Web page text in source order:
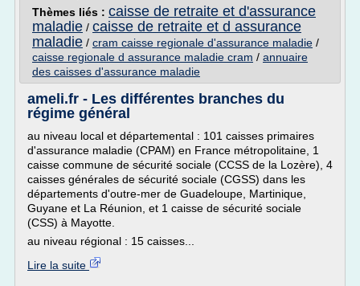
Thèmes liés : caisse de retraite et d'assurance
maladie / caisse de retraite et d assurance
maladie / cram caisse regionale d'assurance maladie /
caisse regionale d assurance maladie cram / annuaire
des caisses d'assurance maladie
ameli.fr - Les différentes branches du
régime général
au niveau local et départemental : 101 caisses primaires
d'assurance maladie (CPAM) en France métropolitaine, 1
caisse commune de sécurité sociale (CCSS de la Lozère), 4
caisses générales de sécurité sociale (CGSS) dans les
départements d'outre-mer de Guadeloupe, Martinique,
Guyane et La Réunion, et 1 caisse de sécurité sociale
(CSS) à Mayotte.
au niveau régional : 15 caisses...
Lire la suite